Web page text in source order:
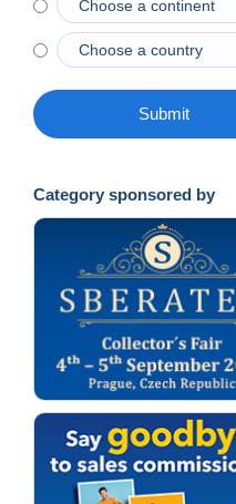
Neufchâtel en Bray
Offranville
Pavilly
Rouen
Saint Romain de Colbosc
Saint Valery en Caux
Saint-Martin-de-Boscherville
Saint-Wandrille-Rançon
Sainte Adresse
Sotteville les Rouen
Tancarville
Totes
Valmont
Submit
Category sponsored by